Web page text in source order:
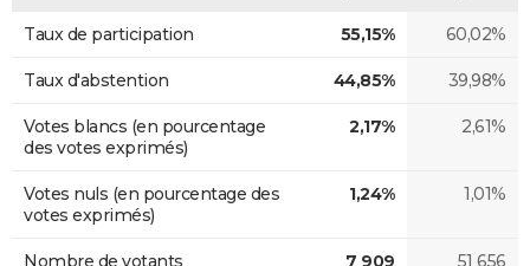
Taux de participation 55,15% 60,02%
Taux d'abstention 44,85% 39,98%
Votes blancs (en pourcentage
des votes exprimés)
2,17% 2,61%
Votes nuls (en pourcentage des
votes exprimés)
1,24% 1,01%
Nombre de votants 7 909 51 656